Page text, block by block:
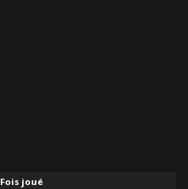
Fois joué